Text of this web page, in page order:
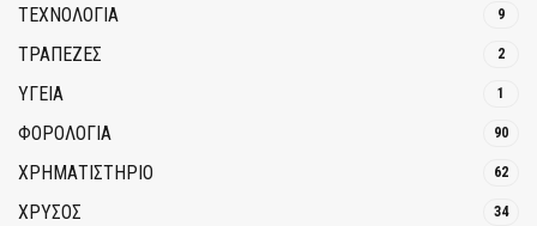
ΤΕΧΝΟΛΟΓΙΑ 9
ΤΡΆΠΕΖΕΣ 2
ΥΓΕΙΑ 1
ΦΟΡΟΛΟΓΙΑ 90
ΧΡΗΜΑΤΙΣΤΗΡΙΟ 62
ΧΡΥΣΟΣ 34